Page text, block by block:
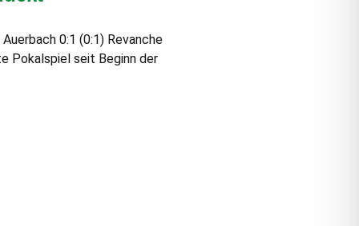
0:1 (0:1) Revanche
Pokalspiel seit Beginn der